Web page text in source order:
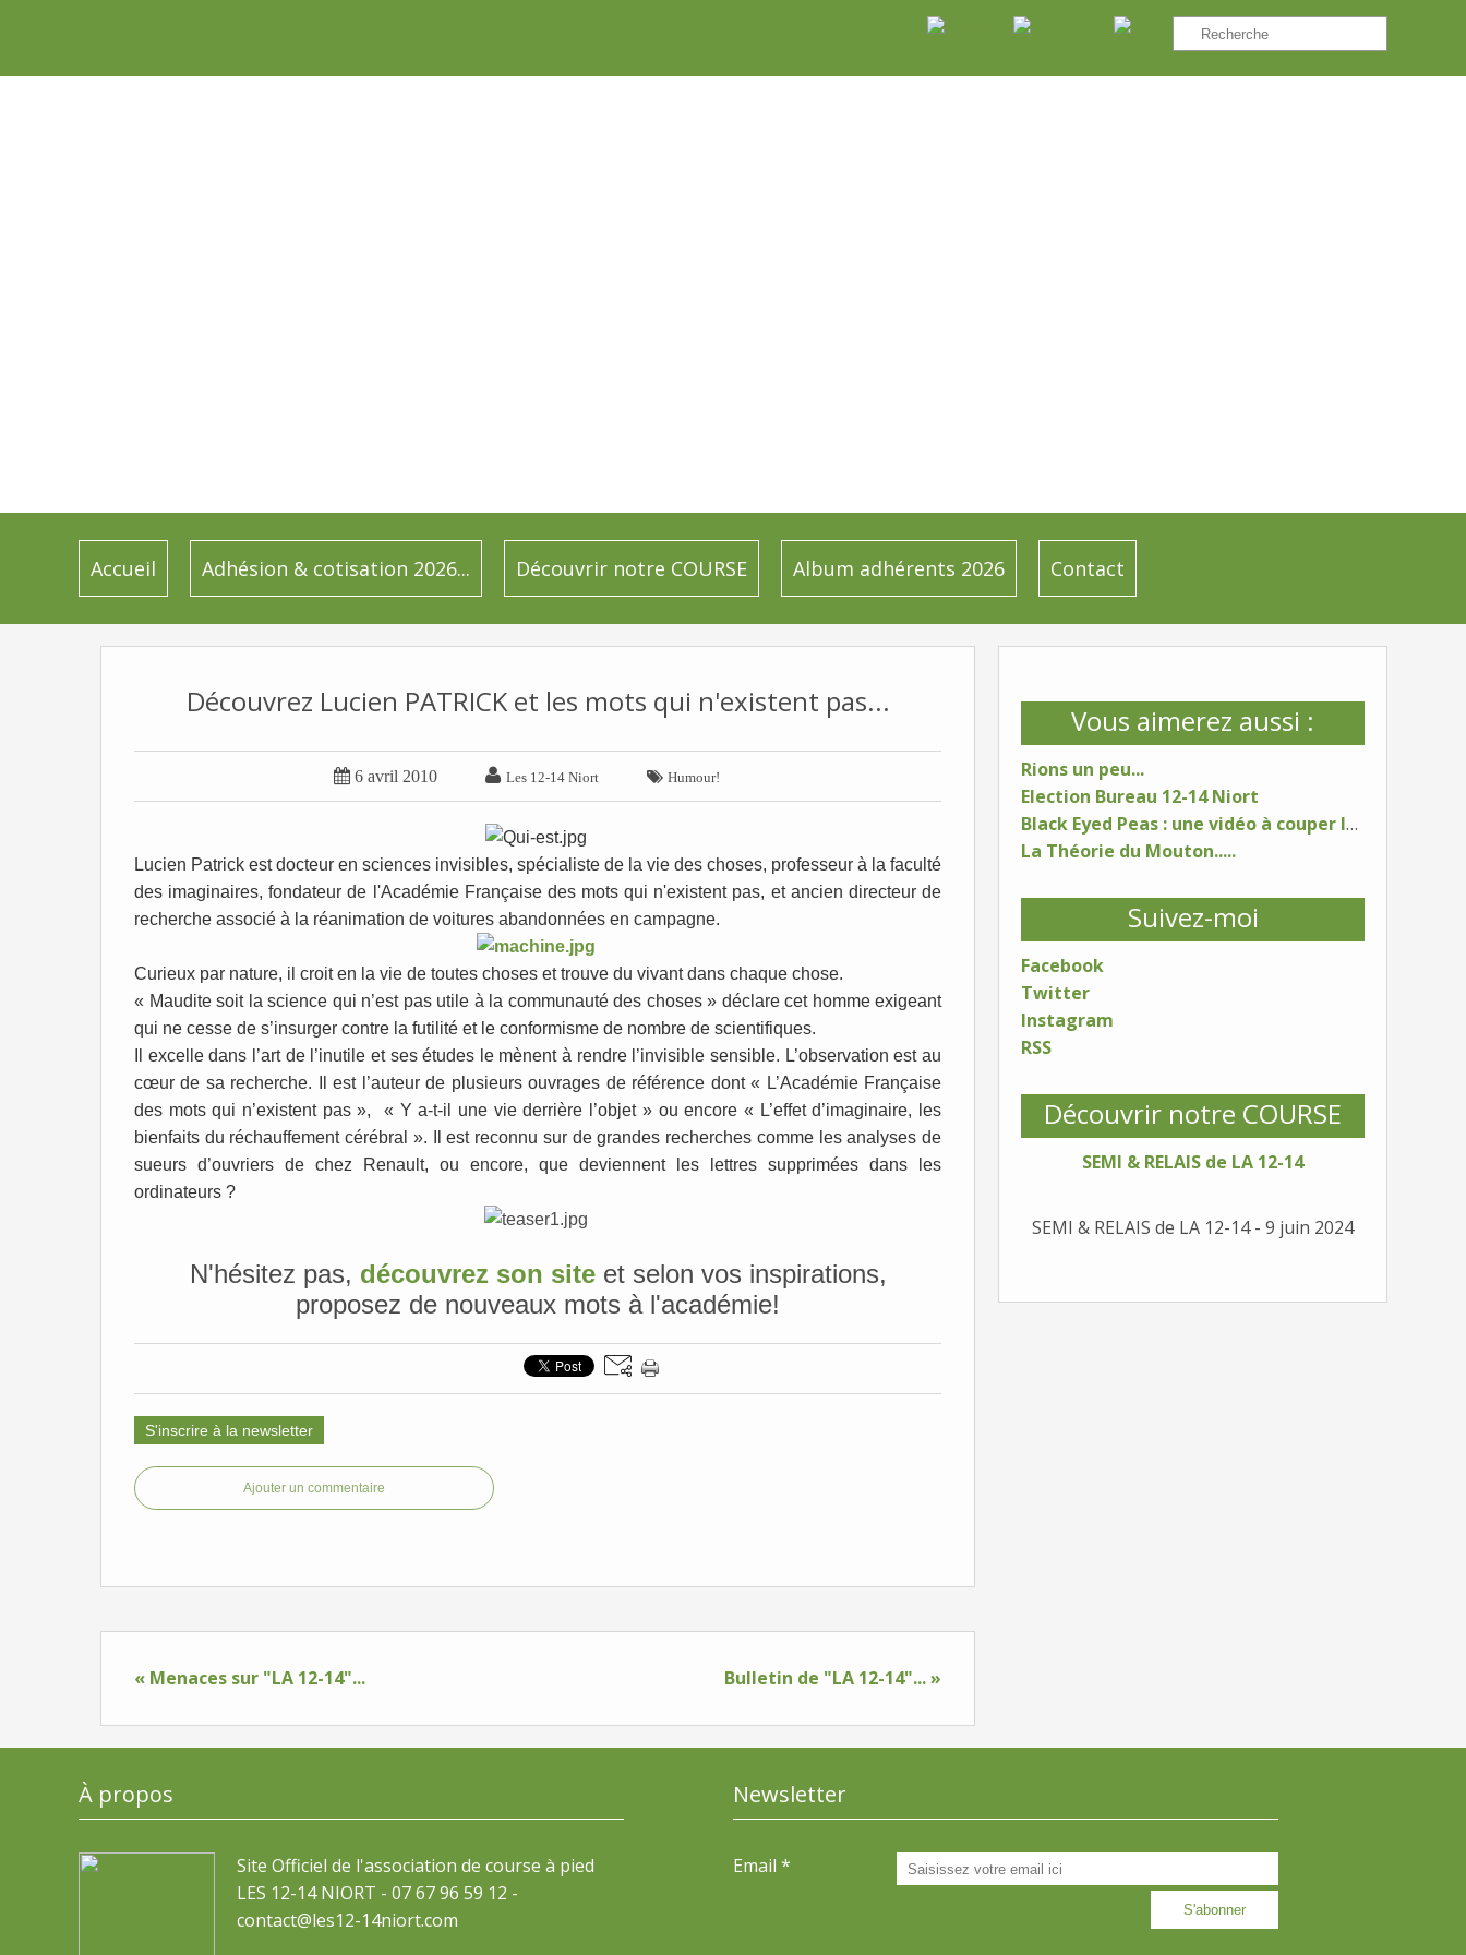
Accueil Adhésion & cotisation 2026... Découvrir notre COURSE Album adhérents 2026 Contact
Vous aimerez aussi :
Rions un peu...
Election Bureau 12-14 Niort
Black Eyed Peas : une vidéo à couper le souffle...
La Théorie du Mouton.....
Suivez-moi
Facebook
Twitter
Instagram
RSS
Découvrir notre COURSE
SEMI & RELAIS de LA 12-14
SEMI & RELAIS de LA 12-14 - 9 juin 2024
Découvrez Lucien PATRICK et les mots qui n'existent pas...
 6 avril 2010  Les 12-14 Niort  Humour!
Lucien Patrick est docteur en sciences invisibles, spécialiste de la vie des choses, professeur à la faculté
des imaginaires, fondateur de l'Académie Française des mots qui n'existent pas, et ancien directeur de
recherche associé à la réanimation de voitures abandonnées en campagne.
Curieux par nature, il croit en la vie de toutes choses et trouve du vivant dans chaque chose.
« Maudite soit la science qui n’est pas utile à la communauté des choses » déclare cet homme exigeant
qui ne cesse de s’insurger contre la futilité et le conformisme de nombre de scientifiques.
Il excelle dans l’art de l’inutile et ses études le mènent à rendre l’invisible sensible. L’observation est au
cœur de sa recherche. Il est l’auteur de plusieurs ouvrages de référence dont « L’Académie Française
des mots qui n’existent pas », « Y a-t-il une vie derrière l’objet » ou encore « L’effet d’imaginaire, les
bienfaits du réchauffement cérébral ». Il est reconnu sur de grandes recherches comme les analyses de
sueurs d’ouvriers de chez Renault, ou encore, que deviennent les lettres supprimées dans les
ordinateurs ?
N'hésitez pas, découvrez son siteet selon vos inspirations,
proposez de nouveaux mots à l'académie!
S'inscrire à la newsletter
Ajouter un commentaire
« Menaces sur "LA 12-14"... Bulletin de "LA 12-14"... »
À propos
Site Officiel de l'association de course à pied
LES 12-14 NIORT - 07 67 96 59 12 -
contact@les12-14niort.com
Newsletter
Email